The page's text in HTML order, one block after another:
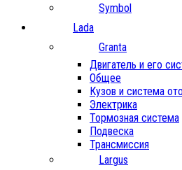
Symbol
Lada
Granta
Двигатель и его
Общее
Кузов и система
Электрика
Тормозная система
Подвеска
Трансмиссия
Largus